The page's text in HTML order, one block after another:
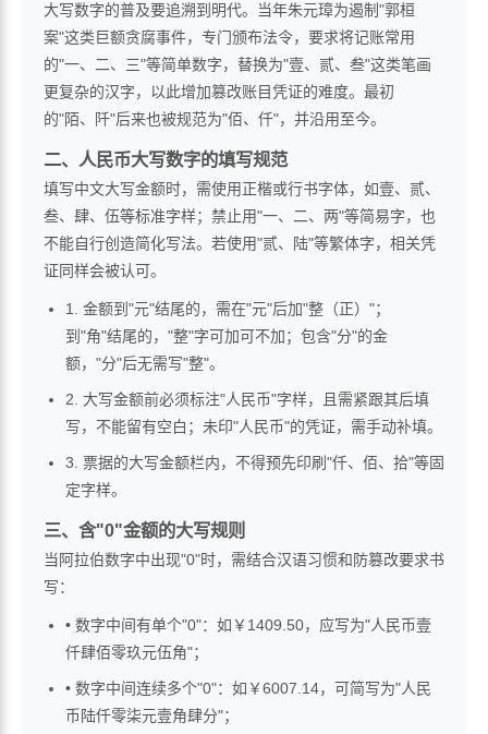
大写数字的普及要追溯到明代。当年朱元璋为遏制"郭桓
案"这类巨额贪腐事件，专门颁布法令，要求将记账常用
的"一、二、三"等简单数字，替换为"壹、贰、叁"这类笔画
更复杂的汉字，以此增加篡改账目凭证的难度。最初
的"陌、阡"后来也被规范为"佰、仟"，并沿用至今。
二、人民币大写数字的填写规范
填写中文大写金额时，需使用正楷或行书字体，如壹、贰、
叁、肆、伍等标准字样；禁止用"一、二、两"等简易字，也
不能自行创造简化写法。若使用"贰、陆"等繁体字，相关凭
证同样会被认可。
1. 金额到"元"结尾的，需在"元"后加"整（正）"；
到"角"结尾的，"整"字可加可不加；包含"分"的金
额，"分"后无需写"整"。
2. 大写金额前必须标注"人民币"字样，且需紧跟其后填
写，不能留有空白；未印"人民币"的凭证，需手动补填。
3. 票据的大写金额栏内，不得预先印刷"仟、佰、拾"等固
定字样。
三、含"0"金额的大写规则
当阿拉伯数字中出现"0"时，需结合汉语习惯和防篡改要求书
写：
• 数字中间有单个"0"：如￥1409.50，应写为"人民币壹
仟肆佰零玖元伍角"；
• 数字中间连续多个"0"：如￥6007.14，可简写为"人民
币陆仟零柒元壹角肆分"；